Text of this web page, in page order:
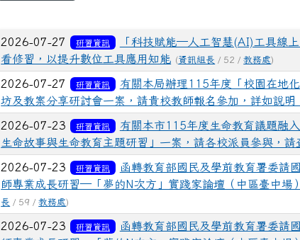
文章列表
2026-07-27 研習資訊
「科技賦能─人工智慧(AI)工具線
看修習，以提升數位工具應用知能 (資訊組長 / 52 /教務處)
2026-07-27 研習資訊
有關本局辦理115年度「校園在地
坊及教案分享研討會一案，請貴校教師報名參加，詳如說明
2026-07-23 研習資訊
有關本市115年度生命教育議題融
生命故事與生命教育主題研習」一案，請各校派員參與，請
2026-07-23 研習資訊
函轉教育部國民及學前教育署委請
師專業成長研習—「夢的N次方」實踐家論壇（中區臺中場
長 / 59 /教務處)
2026-07-23 研習資訊
函轉教育部國民及學前教育署委請